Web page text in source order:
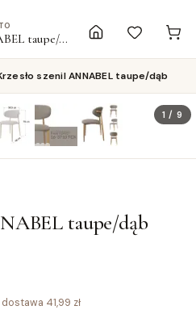
Krzesło szenil ANNABEL taupe/dąb
szenil ANNABEL taupe/dąb
1 /9
taupe/dąb
dostawa 41,99 zł